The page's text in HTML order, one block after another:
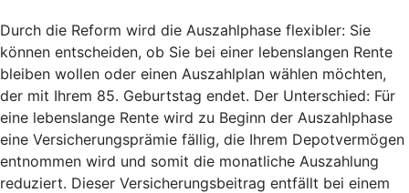
Durch die Reform wird die Auszahlphase flexibler: Sie
können entscheiden, ob Sie bei einer lebenslangen Rente
bleiben wollen oder einen Auszahlplan wählen möchten,
der mit Ihrem 85. Geburtstag endet. Der Unterschied: Für
eine lebenslange Rente wird zu Beginn der Auszahlphase
eine Versicherungsprämie fällig, die Ihrem Depotvermögen
entnommen wird und somit die monatliche Auszahlung
reduziert. Dieser Versicherungsbeitrag entfällt bei einem